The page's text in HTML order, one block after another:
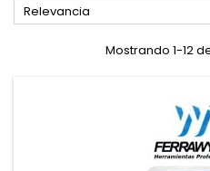
Relevancia
Mostrando 1-12